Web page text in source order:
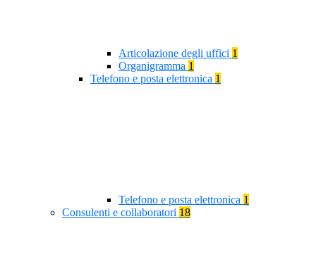
Articolazione degli uffici 1
Organigramma 1
Telefono e posta elettronica 1
Telefono e posta elettronica 1
Consulenti e collaboratori 18